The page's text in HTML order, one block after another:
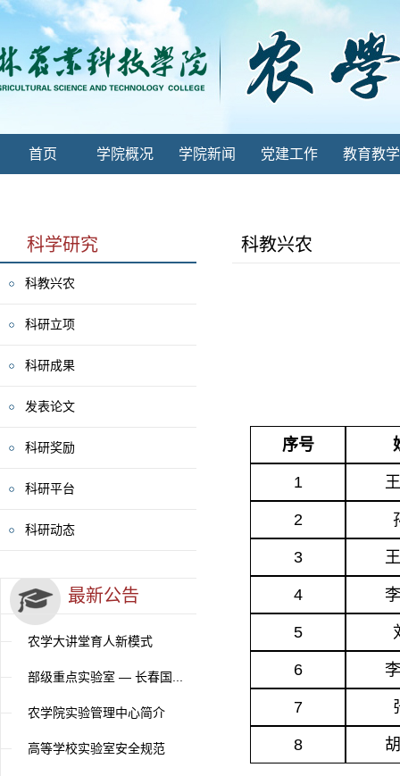
首页 学院概况 学院新闻 党建工作 教育教学
科学研究
科教兴农
科研立项
科研成果
发表论文
科研奖励
科研平台
科研动态
最新公告
农学大讲堂育人新模式
部级重点实验室 — 长春国...
农学院实验管理中心简介
高等学校实验室安全规范
科教兴农
序号
1
2
3
4
5
6
7
8